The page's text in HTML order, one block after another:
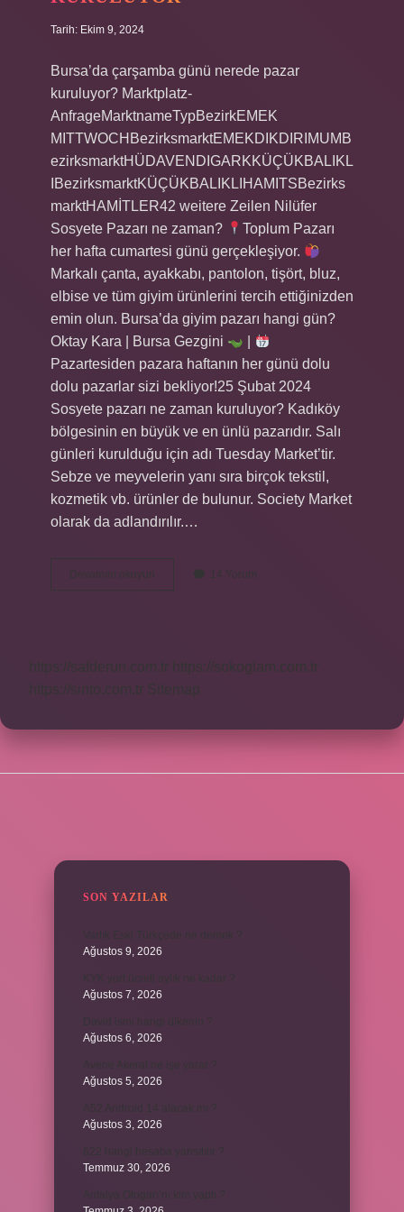
Tarih: Ekim 9, 2024
Bursa’da çarşamba günü nerede pazar
kuruluyor? Marktplatz-
AnfrageMarktnameTypBezirkEMEK
MITTWOCHBezirksmarktEMEKDIKDIRIMUMB
ezirksmarktHÜDAVENDIGARKKÜÇÜKBALIKL
IBezirksmarktKÜÇÜKBALIKLIHAMITSBezirks
marktHAMİTLER42 weitere Zeilen Nilüfer
Sosyete Pazarı ne zaman?
Toplum Pazarı
her hafta cumartesi günü gerçekleşiyor.
Markalı çanta, ayakkabı, pantolon, tişört, bluz,
elbise ve tüm giyim ürünlerini tercih ettiğinizden
emin olun. Bursa’da giyim pazarı hangi gün?
Oktay Kara | Bursa Gezgini
Pazartesiden pazara haftanın her günü dolu
dolu pazarlar sizi bekliyor!25 Şubat 2024
Sosyete pazarı ne zaman kuruluyor? Kadıköy
bölgesinin en büyük ve en ünlü pazarıdır. Salı
günleri kurulduğu için adı Tuesday Market’tir.
Sebze ve meyvelerin yanı sıra birçok tekstil,
kozmetik vb. ürünler de bulunur. Society Market
olarak da adlandırılır.…
Devamını okuyun
Çarşamba
Kuruluyor
14 Yorum
https://safderun.com.tr
https://sokoglam.com.tr
https://sinto.com.tr
Sitemap
SON YAZILAR
Ağustos 9, 2026
Ağustos 7, 2026
Ağustos 6, 2026
Ağustos 5, 2026
Ağustos 3, 2026
Temmuz 30, 2026